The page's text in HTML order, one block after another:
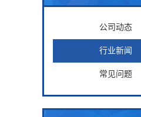
公司动态
行业新闻
常见问题